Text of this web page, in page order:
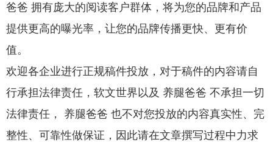
爸爸 拥有庞大的阅读客户群体，将为您的品牌和产品
提供更高的曝光率，让您的品牌传播更快、更有价
值。
欢迎各企业进行正规稿件投放，对于稿件的内容请自
行承担法律责任，软文世界以及 养腿爸爸 不承担一切
法律责任， 养腿爸爸 也不对您投放的内容真实性、完
整性、可靠性做保证，因此请在文章撰写过程中力求